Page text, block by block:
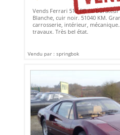
Vends Ferrari 512 BB
Blanche, cuir noir. 51040 KM.
carrosserie, intérieur,
travaux. Très bel état.
Vendu par : springbok